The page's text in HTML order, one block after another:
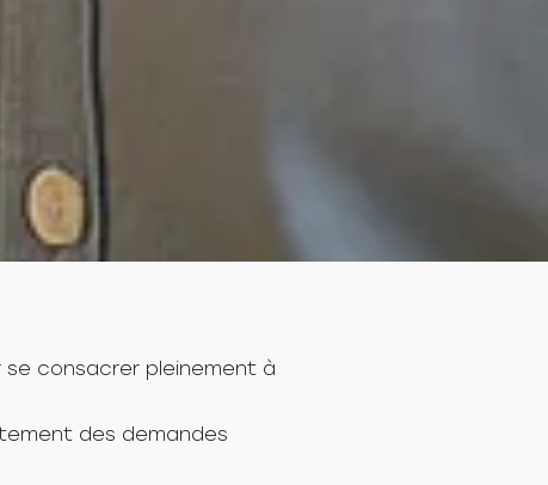
consacrer pleinement à
des demandes